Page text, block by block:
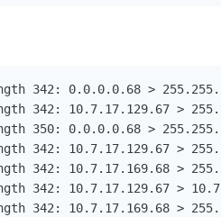
0.0.0.0.68 >
10.7.17.129.67 >
0.0.0.0.68 >
10.7.17.129.67 >
10.7.17.169.68 >
342: 10.7.17.129.67 >
10.7.17.169.68 >